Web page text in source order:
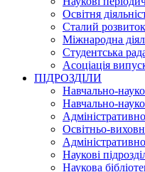
Освітня
Сталий розвиток
Міжнародна
Студентська
Асоціація
ПІДРОЗДІЛИ
Навчально-
Навчально-
Освітньо-
Наукові
Наукова